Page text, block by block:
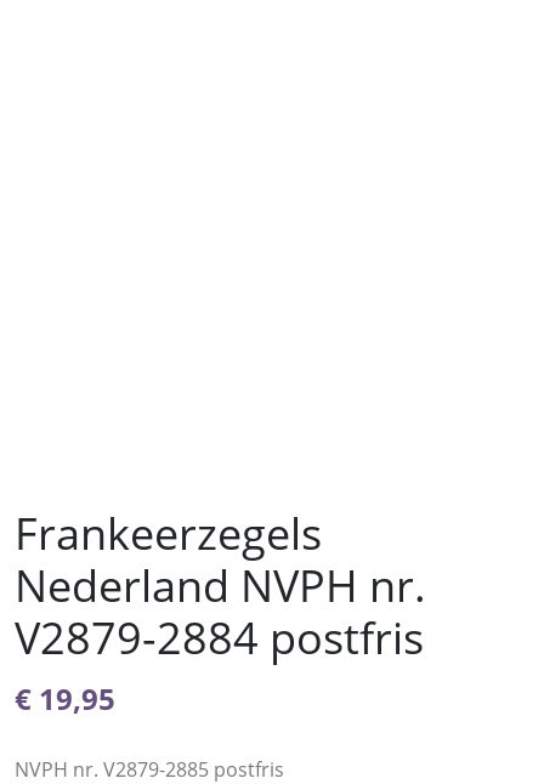
Frankeerzegels
Nederland NVPH nr.
V2879-2884 postfris
€ 19,95
NVPH nr. V2879-2885 postfris